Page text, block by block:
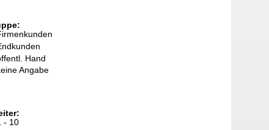
Hand
Angabe
- 10